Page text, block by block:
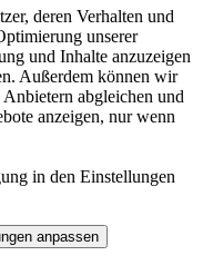
deren Verhalten und
unserer
und Inhalte anzuzeigen
Außerdem können wir
abgleichen und
anzeigen, nur wenn
in den Einstellungen
anpassen